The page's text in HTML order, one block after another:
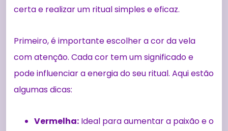
certa e realizar um ritual simples e eficaz.
Primeiro, é importante escolher a cor da vela
com atenção. Cada cor tem um significado e
pode influenciar a energia do seu ritual. Aqui estão
algumas dicas:
Vermelha: Ideal para aumentar a paixão e o